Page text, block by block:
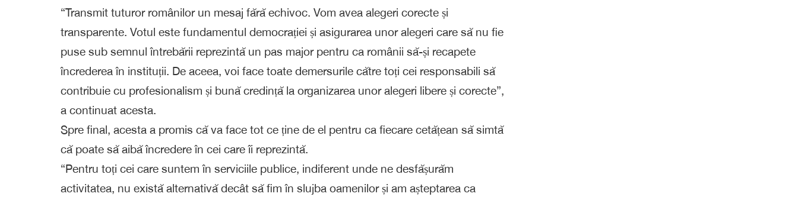
“Transmit tuturor românilor un mesaj fără echivoc. Vom avea alegeri corecte și
transparente. Votul este fundamentul democrației și asigurarea unor alegeri care să nu fie
puse sub semnul întrebării reprezintă un pas major pentru ca românii să-și recapete
încrederea în instituții. De aceea, voi face toate demersurile către toți cei responsabili să
contribuie cu profesionalism și bună credință la organizarea unor alegeri libere și corecte”,
a continuat acesta.
Spre final, acesta a promis că va face tot ce ține de el pentru ca fiecare cetățean să simtă
că poate să aibă încredere în cei care îi reprezintă.
“Pentru toți cei care suntem în serviciile publice, indiferent unde ne desfășurăm
activitatea, nu există alternativă decât să fim în slujba oamenilor și am așteptarea ca